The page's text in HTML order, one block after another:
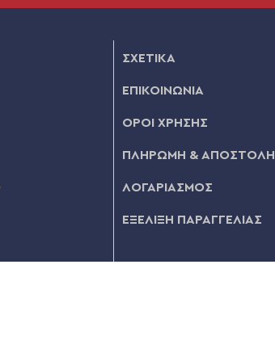
ΣΧΕΤΙΚΑ
ΕΠΙΚΟΙΝΩΝΙΑ
ΟΡΟΙ ΧΡΗΣΗΣ
ΠΛΗΡΩΜΗ & ΑΠΟΣΤΟΛΗ
ΛΟΓΑΡΙΑΣΜΟΣ
ΕΞΕΛΙΞΗ ΠΑΡΑΓΓΕΛΙΑΣ